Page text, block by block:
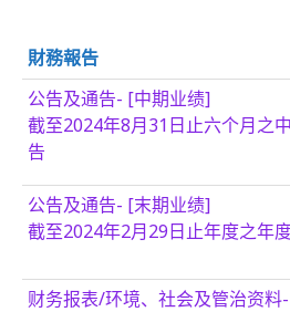
財務報告
公告及通告- [中期业绩]
截至2024年8月31日止六个月之
告
公告及通告- [末期业绩]
截至2024年2月29日止年度之年
财务报表/环境、社会及管治资